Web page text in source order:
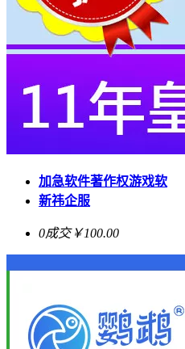
加急软件著作权游戏软
新祎企服
0成交￥100.00